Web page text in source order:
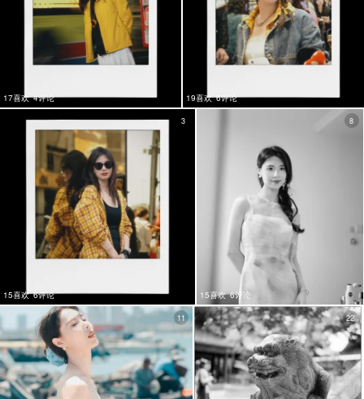
17喜欢 4评论 19喜欢 6评论
15喜欢 6评论
3
15喜欢 6评论
8
11 22